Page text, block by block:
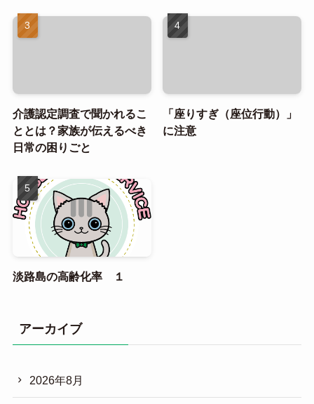
介護認定調査で聞かれるこ
ととは？家族が伝えるべき
日常の困りごと
「座りすぎ（座位行動）」
に注意
淡路島の高齢化率 １
アーカイブ
2026年8月